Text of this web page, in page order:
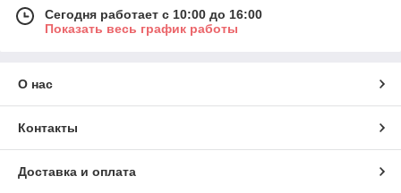
Сегодня работает с 10:00 до 16:00
Показать весь график работы
О нас
Контакты
Доставка и оплата